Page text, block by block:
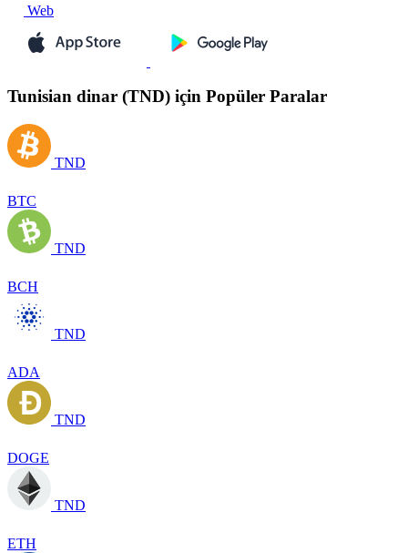
Web
Tunisian dinar (TND) için Popüler Paralar
TND
BTC
TND
BCH
TND
ADA
TND
DOGE
TND
ETH